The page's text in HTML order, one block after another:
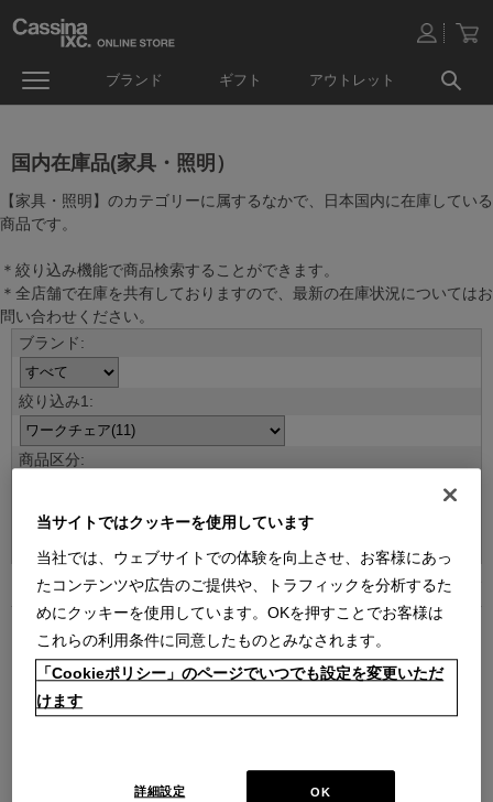
ブランド ギフト アウトレット
国内在庫品(家具・照明）
【家具・照明】のカテゴリーに属するなかで、日本国内に在庫している
商品です。
＊絞り込み機能で商品検索することができます。
＊全店舗で在庫を共有しておりますので、最新の在庫状況についてはお
問い合わせください。
並べ替え：
11件あります
当サイトではクッキーを使用しています
当社では、ウェブサイトでの体験を向上させ、お客様にあっ
たコンテンツや広告のご提供や、トラフィックを分析するた
めにクッキーを使用しています。OKを押すことでお客様は
これらの利用条件に同意したものとみなされます。
「Cookieポリシー」のページでいつでも設定を変更いただ
けます
OK
詳細設定